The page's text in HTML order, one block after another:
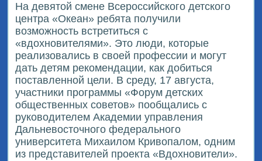
На девятой смене Всероссийского детского
центра «Океан» ребята получили
возможность встретиться с
«вдохновителями». Это люди, которые
реализовались в своей профессии и могут
дать детям рекомендации, как добиться
поставленной цели. В среду, 17 августа,
участники программы «Форум детских
общественных советов» пообщались с
руководителем Академии управления
Дальневосточного федерального
университета Михаилом Кривопалом, одним
из представителей проекта «Вдохновители».